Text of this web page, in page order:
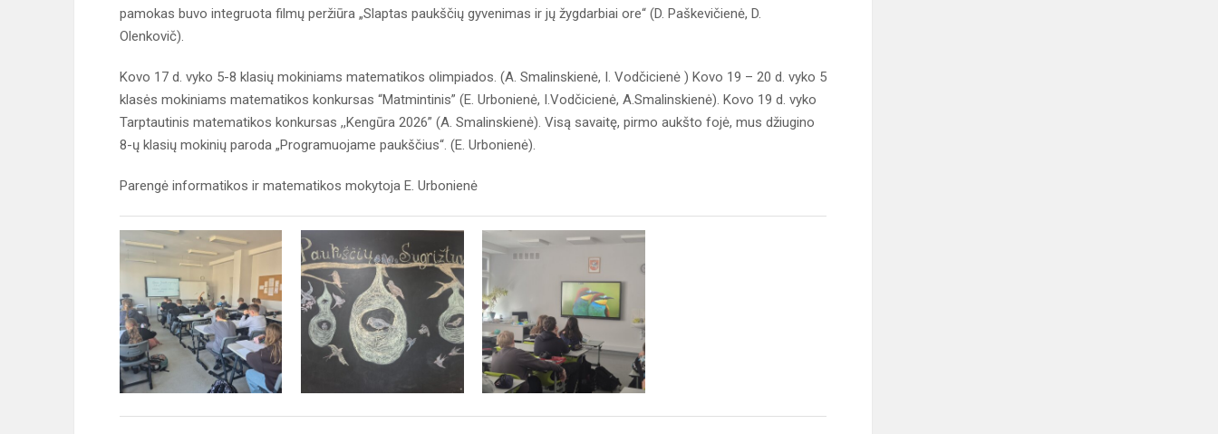
pamokas buvo integruota filmų peržiūra „Slaptas paukščių gyvenimas ir jų žygdarbiai ore“ (D. Paškevičienė, D.
Olenkovič).
Kovo 17 d. vyko 5-8 klasių mokiniams matematikos olimpiados. (A. Smalinskienė, I. Vodčicienė ) Kovo 19 – 20 d. vyko 5
klasės mokiniams matematikos konkursas “Matmintinis” (E. Urbonienė, I.Vodčicienė, A.Smalinskienė). Kovo 19 d. vyko
Tarptautinis matematikos konkursas ,,Kengūra 2026” (A. Smalinskienė). Visą savaitę, pirmo aukšto fojė, mus džiugino
8-ų klasių mokinių paroda „Programuojame paukščius“. (E. Urbonienė).
Parengė informatikos ir matematikos mokytoja E. Urbonienė